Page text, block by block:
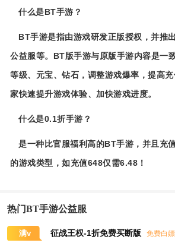
什么是BT手游？
BT手游是指由游戏研发正版授权，并推
公益服等。BT版手游与原版手游内容是一
等级、元宝、钻石，调整游戏爆率，提高
家快速提升游戏体验、加快游戏进度。
什么是0.1折手游？
是一种比官服福利高的BT手游，并且充
的游戏类型，如充值648仅需6.48！
热门BT手游公益服
满v 征战王权-1折免费买断版
免费白